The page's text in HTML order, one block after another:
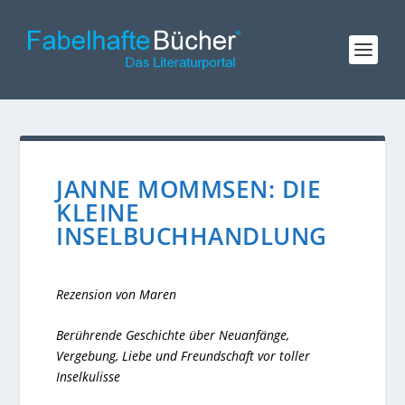
JANNE MOMMSEN: DIE
KLEINE
INSELBUCHHANDLUNG
Rezension von Maren
Berührende Geschichte über Neuanfänge,
Vergebung, Liebe und Freundschaft vor toller
Inselkulisse